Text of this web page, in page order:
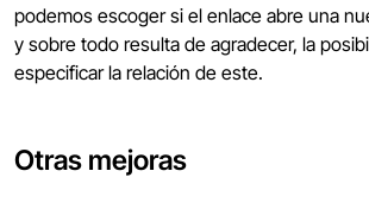
podemos escoger si el enlace abre una
y sobre todo resulta de agradecer, la
especificar la relación de este.
Otras mejoras